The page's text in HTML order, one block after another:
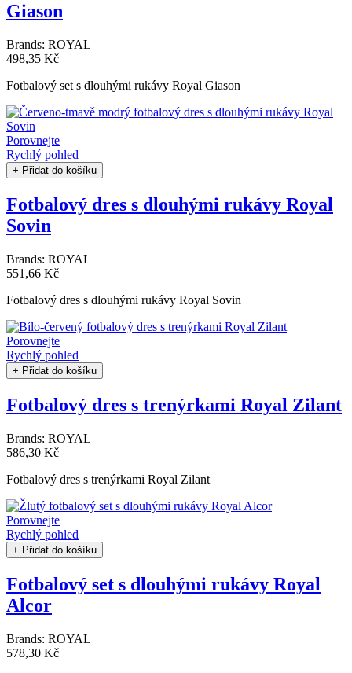
Giason
Brands: ROYAL
498,35 Kč
Fotbalový set s dlouhými rukávy Royal Giason
Porovnejte
Rychlý pohled
+ Přidat do košíku
Fotbalový dres s dlouhými rukávy Royal
Sovin
Brands: ROYAL
551,66 Kč
Fotbalový dres s dlouhými rukávy Royal Sovin
Porovnejte
Rychlý pohled
+ Přidat do košíku
Fotbalový dres s trenýrkami Royal Zilant
Brands: ROYAL
586,30 Kč
Fotbalový dres s trenýrkami Royal Zilant
Porovnejte
Rychlý pohled
+ Přidat do košíku
Fotbalový set s dlouhými rukávy Royal
Alcor
Brands: ROYAL
578,30 Kč